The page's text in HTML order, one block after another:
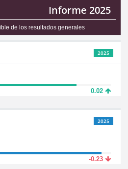
Informe 2025
de los resultados generales
2025
0.02
2025
-0.23